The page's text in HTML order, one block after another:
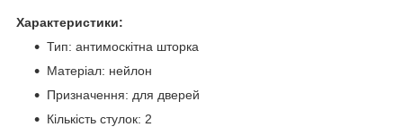
Характеристики:
Тип: антимоскітна шторка
Матеріал: нейлон
Призначення: для дверей
Кількість стулок: 2